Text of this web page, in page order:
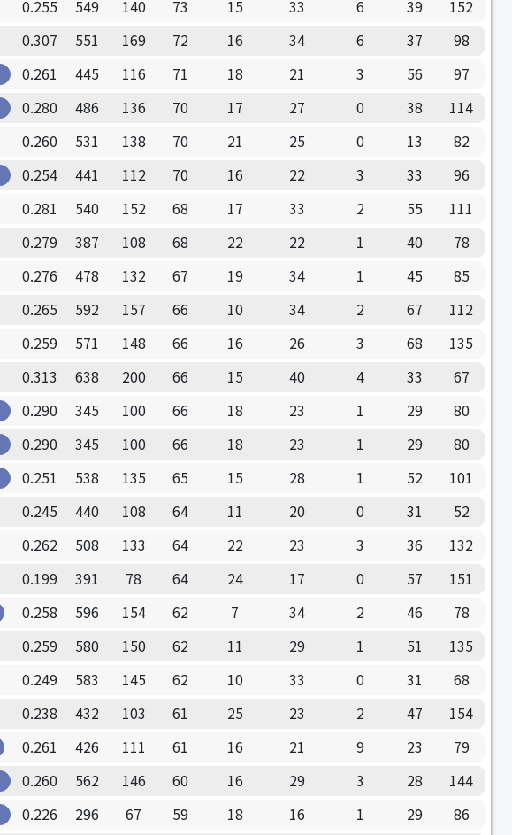
0.255 549 140 73 15 33 6 39
152
0.307 551 169 72 16 34 6 37
98
0.261 445 116 71 18 21 3 56
97
0.280 486 136 70 17 27 0 38
114
0.260 531 138 70 21 25 0 13
82
0.254 441 112 70 16 22 3 33
96
0.281 540 152 68 17 33 2 55
111
0.279 387 108 68 22 22 1 40
78
0.276 478 132 67 19 34 1 45
85
0.265 592 157 66 10 34 2 67
112
0.259 571 148 66 16 26 3 68
135
0.313 638 200 66 15 40 4 33
67
0.290 345 100 66 18 23 1 29
80
0.290 345 100 66 18 23 1 29
80
0.251 538 135 65 15 28 1 52
101
0.245 440 108 64 11 20 0 31
52
0.262 508 133 64 22 23 3 36
132
0.199 391 78 64 24 17 0 57
151
0.258 596 154 62 7 34 2 46
78
0.259 580 150 62 11 29 1 51
135
0.249 583 145 62 10 33 0 31
68
0.238 432 103 61 25 23 2 47
154
0.261 426 111 61 16 21 9 23
79
0.260 562 146 60 16 29 3 28
144
0.226 296 67 59 18 16 1 29
86